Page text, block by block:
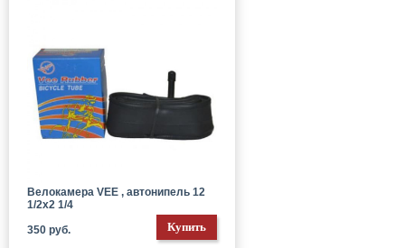
Велокамера VEE , автонипель 12
1/2x2 1/4
350 руб.